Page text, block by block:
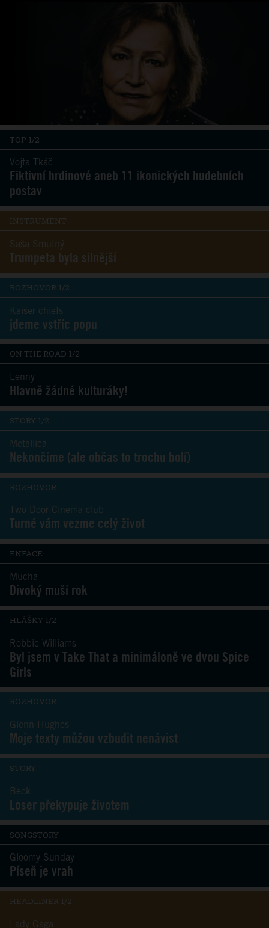
TOP 1/2
Vojta Tkáč
Fiktivní hrdinové aneb 11 ikonických hudebních
postav
INSTRUMENT
Saša Smutný
Trumpeta byla silnější
ROZHOVOR 1/2
Kaiser chiefs
jdeme vstříc popu
ON THE ROAD 1/2
Lenny
Hlavně žádné kulturáky!
STORY 1/2
Metallica
Nekončíme (ale občas to trochu bolí)
ROZHOVOR
Two Door Cinema club
Turné vám vezme celý život
ENFACE
Mucha
Divoký muší rok
HLÁŠKY 1/2
Robbie Williams
Byl jsem v Take That a minimáloně ve dvou Spice
Girls
ROZHOVOR
Glenn Hughes
Moje texty můžou vzbudit nenávist
STORY
Beck
Loser překypuje životem
SONGSTORY
Gloomy Sunday
Píseň je vrah
HEADLINER 1/2
Lady Gaga